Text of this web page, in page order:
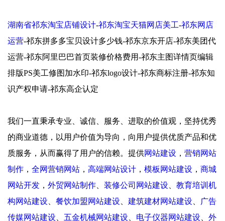
湖南省祁东淘宝店铺设计-祁东淘宝天猫网店美工-祁东网店
运营-祁东拼多多宝贝设计多少钱-祁东京东开店-祁东美团代
运营-祁东阿里巴巴首页装修价格费用-祁东主图详情页编辑
排版PS美工修图加水印-祁东logo设计-祁东商标注册-祁东知
识产权申请-祁东高企认定
我们一直秉承专业、诚信、服务、进取的价值观，坚持优秀
的商业道德，以用户价值为导向，向用户提供优质产品和优
质服务，从而赢得了用户的信赖。提供网站建设 ， 营销网站
制作 ， 全网营销网站 ， 高端网站设计 ， 模板网站建设 ， 商城
网站开发 ， 外贸网站制作 装修公司网站建设
教育培训机
构网站建设
餐饮加盟网站建设 建筑建材网站建设
广告
传媒网站建设
五金机械网站建设 电子仪器网站建设 外